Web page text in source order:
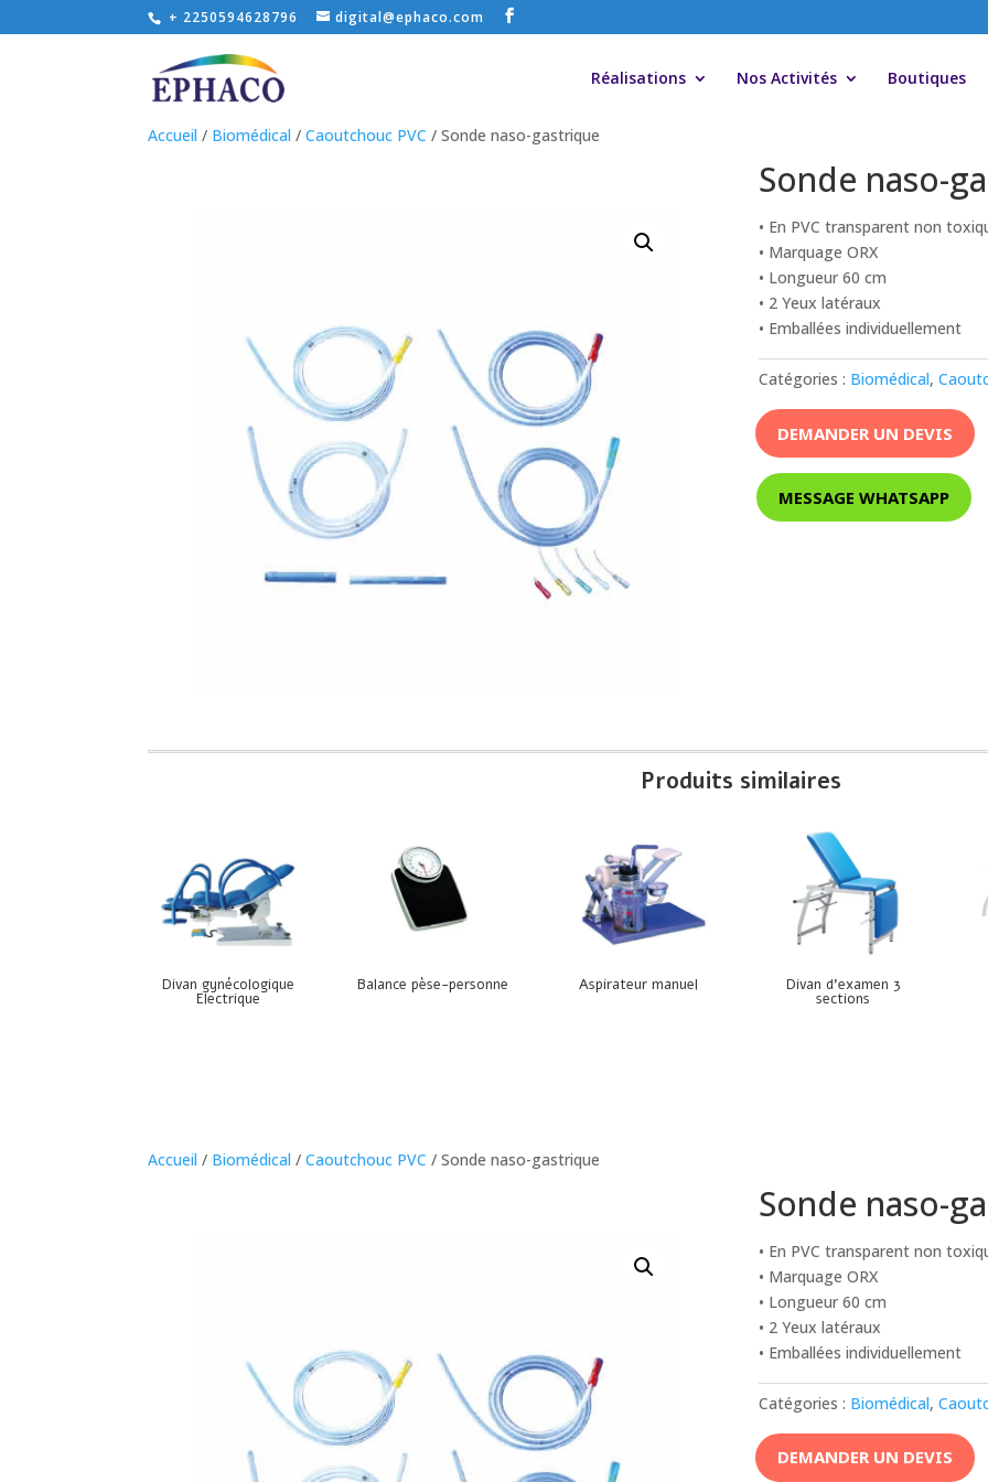
+ 2250594628796 digital@ephaco.com
Réalisations Nos Activités Boutiques
Accueil / Biomédical /Caoutchouc PVC / Sonde naso-gastrique
Sonde naso-
• En PVC transparent non
• Marquage ORX
• Longueur 60 cm
• 2 Yeux latéraux
• Emballées individuellement
Catégories : Biomédical,
DEMANDER UN DEVIS
MESSAGE WHATSAPP
Produits similaires
Divan gynécologique
Electrique
Balance pèse-personne Aspirateur manuel Divan d’examen 3
sections
Accueil / Biomédical /Caoutchouc PVC / Sonde naso-gastrique
Sonde naso-
• En PVC transparent non
• Marquage ORX
• Longueur 60 cm
• 2 Yeux latéraux
• Emballées individuellement
Catégories : Biomédical,
DEMANDER UN DEVIS